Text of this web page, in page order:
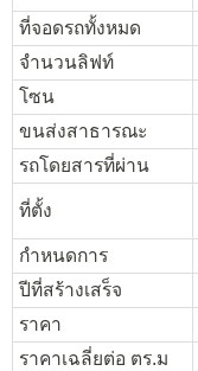
ที่จอดรถทั้งหมด
จำนวนลิฟท์
โซน
ขนส่งสาธารณะ
รถโดยสารที่ผ่าน
ที่ตั้ง
กำหนดการ
ปีที่สร้างเสร็จ
ราคา
ราคาเฉลี่ยต่อ ตร.ม